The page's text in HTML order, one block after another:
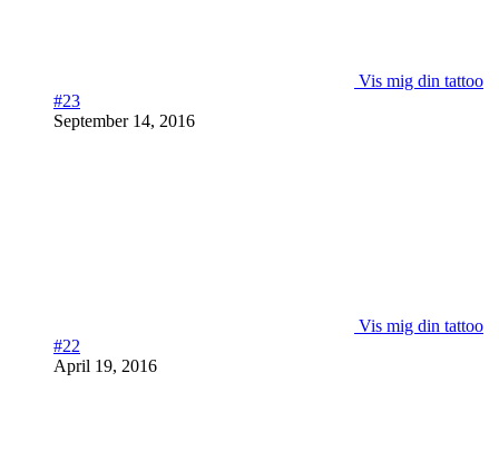
Vis mig din tattoo
#23
September 14, 2016
Vis mig din tattoo
#22
April 19, 2016